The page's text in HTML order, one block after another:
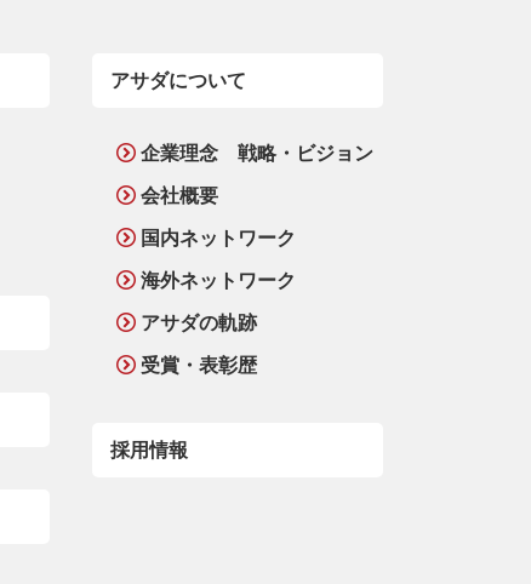
アサダについて
企業理念 戦略・ビジョン
会社概要
国内ネットワーク
海外ネットワーク
アサダの軌跡
受賞・表彰歴
採用情報